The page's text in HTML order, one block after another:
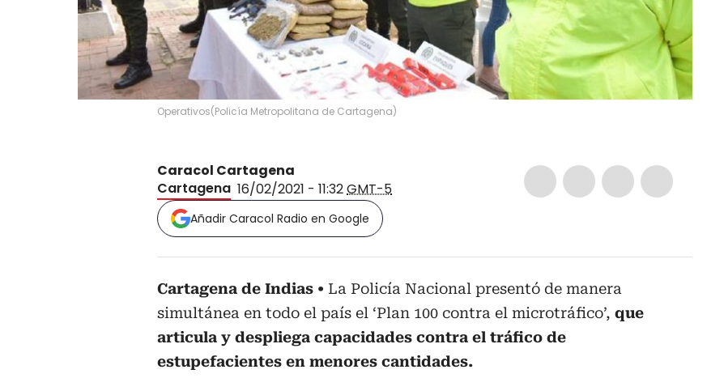
Operativos(Policía Metropolitana de Cartagena)
Caracol Cartagena
Cartagena 16/02/2021 - 11:32GMT-5
Añadir Caracol Radio en Google
Cartagena de Indias
La Policía Nacional presentó de manera
simultánea en todo el país el ‘Plan 100 contra el microtráfico’, que
articula y despliega capacidades contra el tráfico de
estupefacientes en menores cantidades.